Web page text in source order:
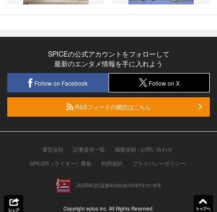
SPICEの公式アカウントをフォローして
最新のエンタメ情報を手に入れよう
Follow on Facebook Follow on X
RSSフィードの購読はこちら
運営会社 記事提供一覧
掲載依頼 / お問い合わせ
SPICER（ライター）募集
利用規約 プライバシーポリシー
JASRAC許諾第9008487009Y31018号
Copyright eplus inc. All Rights Reserved.